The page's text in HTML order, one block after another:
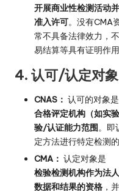
开展商业性检测活动
准入许可。没有CMA
常不具备法律效力，
易结算等具有证明作用
4. 认可/认定对象
CNAS： 认可的对象是
合格评定机构（如实
验/认证能力范围。即
定方法进行特定检测的
CMA： 认定对象是
检验检测机构作为法
数据和结果的资格 ，